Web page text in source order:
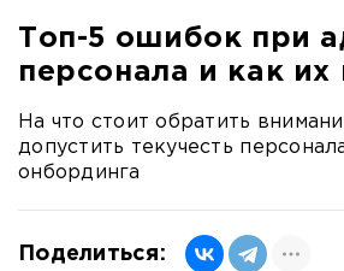
Топ-5 ошибок при
персонала и как их
На что стоит обратить
допустить текучесть
онбординга
Поделиться: